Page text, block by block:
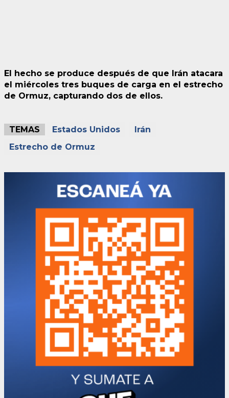
El hecho se produce después de que Irán atacara
el miércoles tres buques de carga en el estrecho
de Ormuz, capturando dos de ellos.
TEMAS Estados Unidos
Irán
Estrecho de Ormuz